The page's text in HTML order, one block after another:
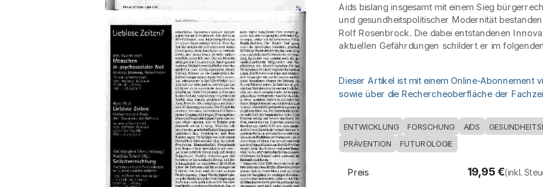
Aids bislang insgesamt mit einem Sieg
und gesundheitspolitischer Modernität
Rolf Rosenbrock. Die dabei entstandenen
aktuellen Gefährdungen schildert er im
Dieser Artikel ist mit einem Online-Abonnement
sowie über die Rechercheoberfläche der
ENTWICKLUNG FORSCHUNG AIDS
PRÄVENTION
FUTUROLOGIE
Preis 19,95€(inkl.